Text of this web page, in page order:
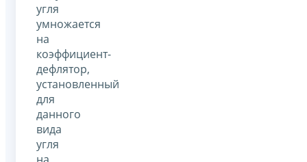
угля
умножается
на
коэффициент-
дефлятор,
установленный
для
данного
вида
угля
на